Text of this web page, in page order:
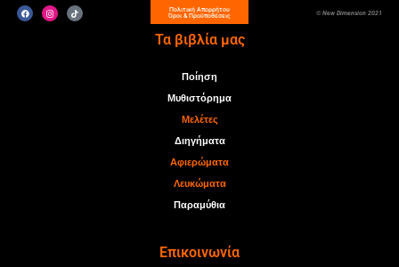
Πολιτική Απορρήτου
Όροι & Προϋποθέσεις
© New Dimension 2021
Τα βιβλία μας
Ποίηση
Μυθιστόρημα
Μελέτες
Διηγήματα
Αφιερώματα
Λευκώματα
Παραμύθια
Επικοινωνία